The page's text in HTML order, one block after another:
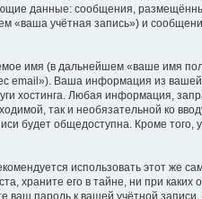
данные: сообщения,
«ваша учётная запись») и
имя (в дальнейшем «ваше имя
Ваша информация из
хостинга. Любая информация,
так и необязательной ко
будет общедоступна. Кроме того,
использовать этот же
храните его в тайне, ни при
ваш пароль к вашей учётной